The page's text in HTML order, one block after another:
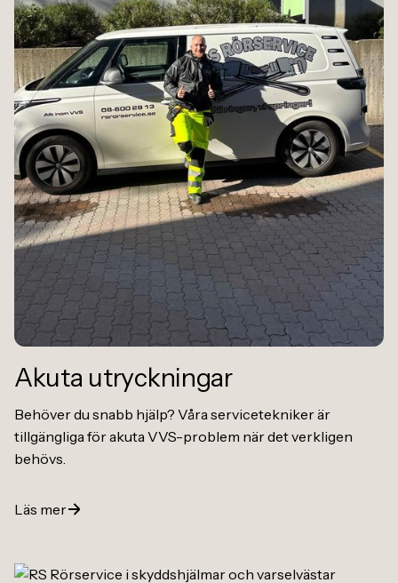
Akuta utryckningar
Behöver du snabb hjälp? Våra servicetekniker är
tillgängliga för akuta VVS-problem när det verkligen
behövs.
Läs mer